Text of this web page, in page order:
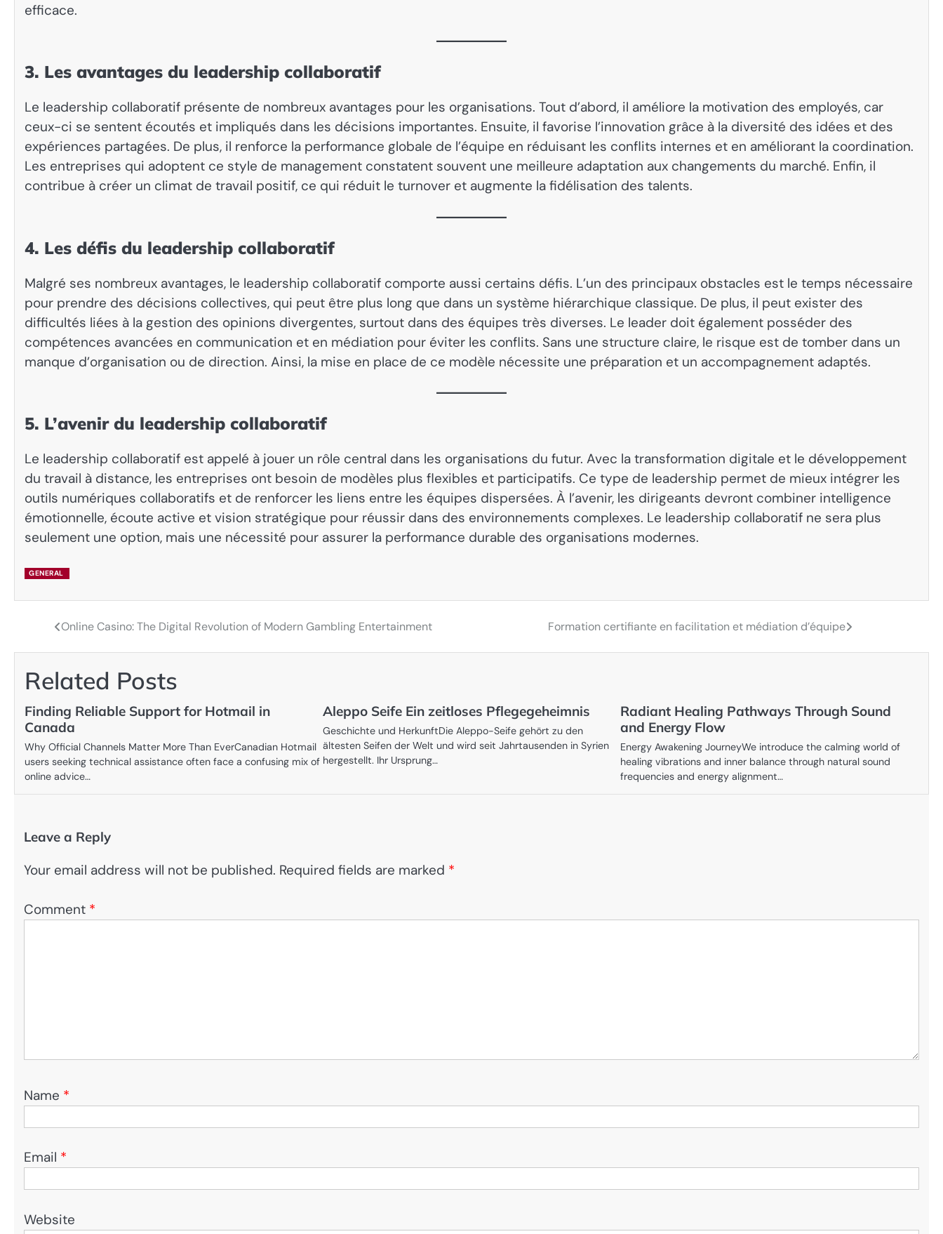
efficace.
3. Les avantages du leadership collaboratif
Le leadership collaboratif présente de nombreux avantages pour les organisations. Tout d’abord, il améliore la motivation des employés, car
ceux-ci se sentent écoutés et impliqués dans les décisions importantes. Ensuite, il favorise l’innovation grâce à la diversité des idées et des
expériences partagées. De plus, il renforce la performance globale de l’équipe en réduisant les conflits internes et en améliorant la coordination.
Les entreprises qui adoptent ce style de management constatent souvent une meilleure adaptation aux changements du marché. Enfin, il
contribue à créer un climat de travail positif, ce qui réduit le turnover et augmente la fidélisation des talents.
4. Les défis du leadership collaboratif
Malgré ses nombreux avantages, le leadership collaboratif comporte aussi certains défis. L’un des principaux obstacles est le temps nécessaire
pour prendre des décisions collectives, qui peut être plus long que dans un système hiérarchique classique. De plus, il peut exister des
difficultés liées à la gestion des opinions divergentes, surtout dans des équipes très diverses. Le leader doit également posséder des
compétences avancées en communication et en médiation pour éviter les conflits. Sans une structure claire, le risque est de tomber dans un
manque d’organisation ou de direction. Ainsi, la mise en place de ce modèle nécessite une préparation et un accompagnement adaptés.
5. L’avenir du leadership collaboratif
Le leadership collaboratif est appelé à jouer un rôle central dans les organisations du futur. Avec la transformation digitale et le développement
du travail à distance, les entreprises ont besoin de modèles plus flexibles et participatifs. Ce type de leadership permet de mieux intégrer les
outils numériques collaboratifs et de renforcer les liens entre les équipes dispersées. À l’avenir, les dirigeants devront combiner intelligence
émotionnelle, écoute active et vision stratégique pour réussir dans des environnements complexes. Le leadership collaboratif ne sera plus
seulement une option, mais une nécessité pour assurer la performance durable des organisations modernes.
GENERAL
navigation
Online Casino: The Digital Revolution of Modern Gambling Entertainment Formation certifiante en facilitation et médiation d’équipe
Related Posts
Finding Reliable Support for Hotmail in
Canada
Why Official Channels Matter More Than EverCanadian Hotmail
users seeking technical assistance often face a confusing mix of
online advice…
Aleppo Seife Ein zeitloses Pflegegeheimnis
Geschichte und HerkunftDie Aleppo-Seife gehört zu den
ältesten Seifen der Welt und wird seit Jahrtausenden in Syrien
hergestellt. Ihr Ursprung…
Radiant Healing Pathways Through Sound
and Energy Flow
Energy Awakening JourneyWe introduce the calming world of
healing vibrations and inner balance through natural sound
frequencies and energy alignment…
Leave a Reply
Your email address will not be published. Required fields are marked *
Comment *
Name *
Email *
Website